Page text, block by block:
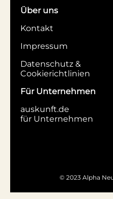
Über uns
Kontakt
Impressum
Datenschutz &
Cookierichtlinien
Für Unternehmen
auskunft.de
für Unternehmen
© 2023 Alpha